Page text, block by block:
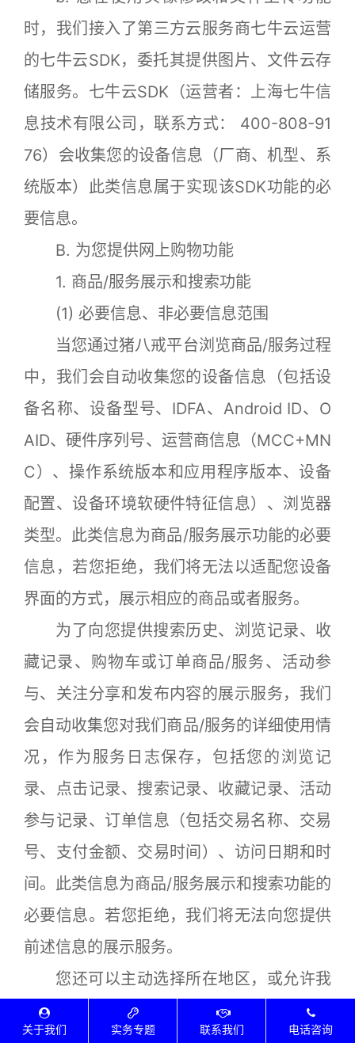
时，我们接入了第三方云服务商七牛云运营
的七牛云SDK，委托其提供图片、文件云存
储服务。七牛云SDK（运营者：上海七牛信
息技术有限公司，联系方式： 400-808-91
76）会收集您的设备信息（厂商、机型、系
统版本）此类信息属于实现该SDK功能的必
要信息。
B. 为您提供网上购物功能
1. 商品/服务展示和搜索功能
(1) 必要信息、非必要信息范围
当您通过猪八戒平台浏览商品/服务过程
中，我们会自动收集您的设备信息（包括设
备名称、设备型号、IDFA、Android ID、O
AID、硬件序列号、运营商信息（MCC+MN
C）、操作系统版本和应用程序版本、设备
配置、设备环境软硬件特征信息）、浏览器
类型。此类信息为商品/服务展示功能的必要
信息，若您拒绝，我们将无法以适配您设备
界面的方式，展示相应的商品或者服务。
为了向您提供搜索历史、浏览记录、收
藏记录、购物车或订单商品/服务、活动参
与、关注分享和发布内容的展示服务，我们
会自动收集您对我们商品/服务的详细使用情
况，作为服务日志保存，包括您的浏览记
录、点击记录、搜索记录、收藏记录、活动
参与记录、订单信息（包括交易名称、交易
号、支付金额、交易时间）、访问日期和时
间。此类信息为商品/服务展示和搜索功能的
必要信息。若您拒绝，我们将无法向您提供
前述信息的展示服务。
您还可以主动选择所在地区，或允许我
们通过获取您的IP归属地了解您所在地区，
关于我们 实务专题 联系我们 电话咨询